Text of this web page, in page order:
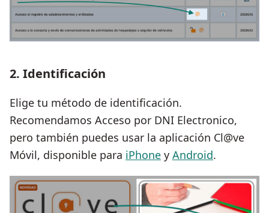
2. Identificación
Elige tu método de identificación.
Recomendamos Acceso por DNI Electronico,
pero también puedes usar la aplicación Cl@ve
Móvil, disponible para iPhone y Android.